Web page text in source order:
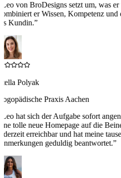
Leo von BroDesigns setzt um, was
er Wissen, Kompetenz und
Kundin.”
Polyak
Praxis Aachen
Leo hat sich der Aufgabe sofort
tolle neue Homepage auf die
erreichbar und hat meine
geduldig beantwortet.”